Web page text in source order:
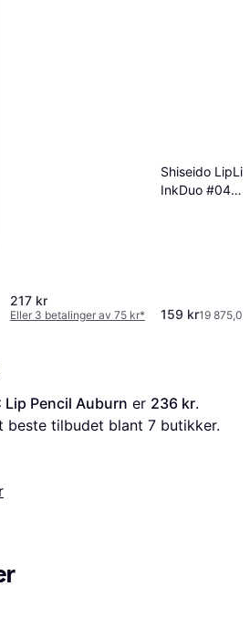
217 kr
Eller 3 betalinger av 75 kr*
Shiseido
InkDuo #04
159 kr19
Lip Pencil Auburn er 236 kr.
beste tilbudet blant 7 butikker.